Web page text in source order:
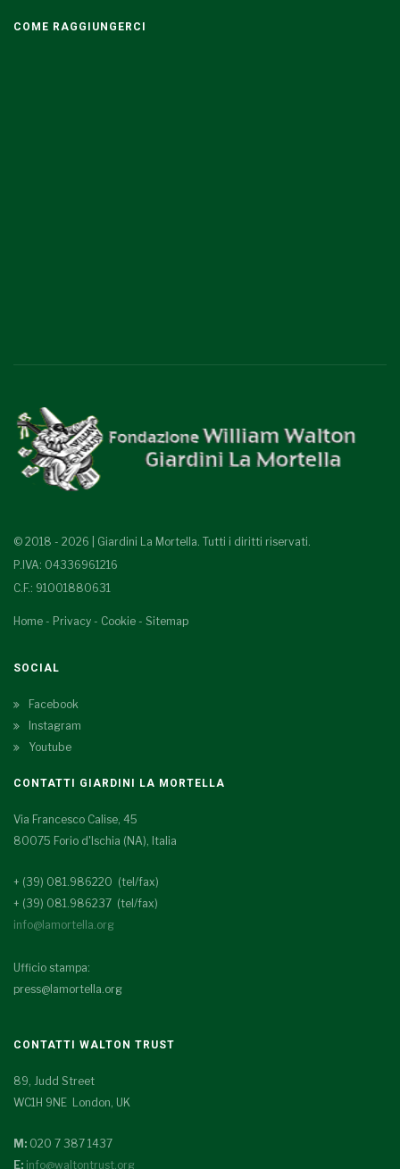
COME RAGGIUNGERCI
© 2018 - 2026 | Giardini La Mortella. Tutti i diritti riservati.
P.IVA: 04336961216
C.F.: 91001880631
Home - Privacy - Cookie - Sitemap
SOCIAL
Facebook
Instagram
Youtube
CONTATTI GIARDINI LA MORTELLA
Via Francesco Calise, 45
80075 Forio d'Ischia (NA), Italia
+ (39) 081.986220 (tel/fax)
+ (39) 081.986237 (tel/fax)
info@lamortella.org
Ufficio stampa:
press@lamortella.org
CONTATTI WALTON TRUST
89, Judd Street
WC1H 9NE London, UK
M: 020 7 387 1437
E: info@waltontrust.org